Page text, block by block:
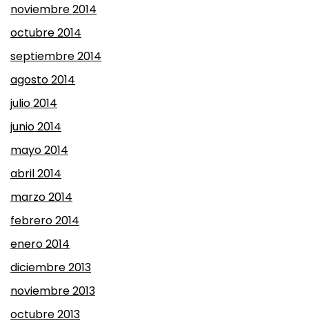
noviembre 2014
octubre 2014
septiembre 2014
agosto 2014
julio 2014
junio 2014
mayo 2014
abril 2014
marzo 2014
febrero 2014
enero 2014
diciembre 2013
noviembre 2013
octubre 2013